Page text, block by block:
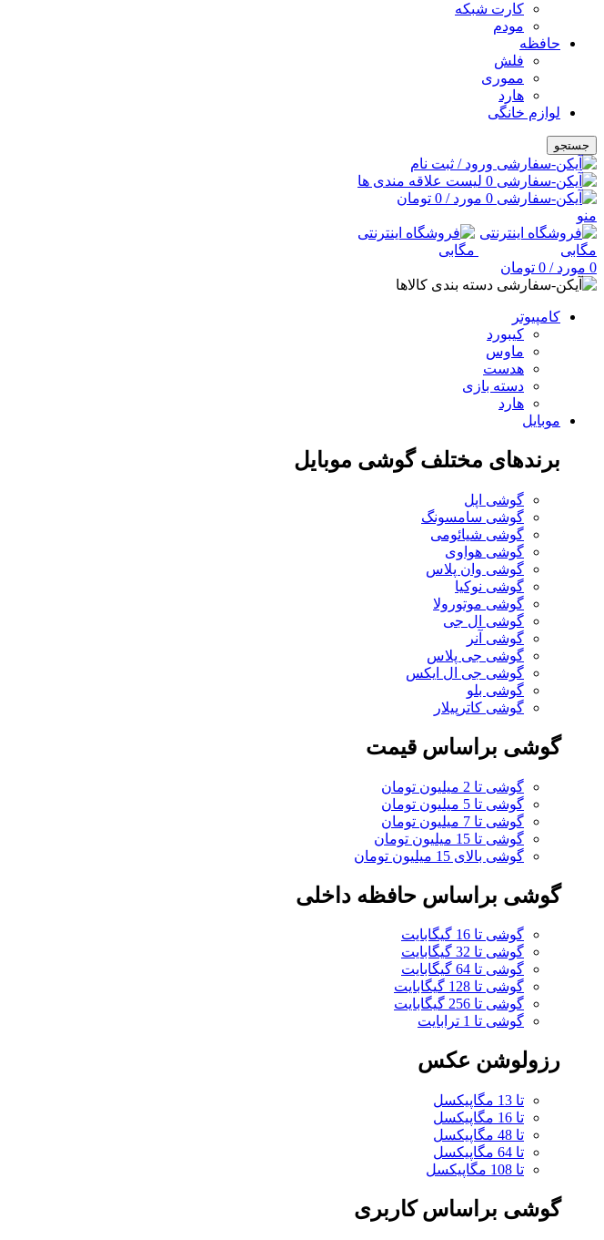
کارت شبکه
مودم
حافظه
فلش
مموری
هارد
لوازم خانگی
جستجو
ورود / ثبت نام
0 لیست علاقه مندی ها
0 مورد/
0 تومان
منو
0 مورد/
0 تومان
دسته بندی کالاها
کامپیوتر
کیبورد
ماوس
هدست
دسته بازی
هارد
موبایل
برندهای مختلف گوشی موبایل
گوشی اپل
گوشی سامسونگ
گوشی شیائومی
گوشی هواوی
گوشی وان پلاس
گوشی نوکیا
گوشی موتورولا
گوشی ال جی
گوشی آنر
گوشی جی پلاس
گوشی جی ال ایکس
گوشی بلو
گوشی کاترپیلار
گوشی براساس قیمت
گوشی تا 2 میلیون تومان
گوشی تا 5 میلیون تومان
گوشی تا 7 میلیون تومان
گوشی تا 15 میلیون تومان
گوشی بالای 15 میلیون تومان
گوشی براساس حافظه داخلی
گوشی تا 16 گیگابایت
گوشی تا 32 گیگابایت
گوشی تا 64 گیگابایت
گوشی تا 128 گیگابایت
گوشی تا 256 گیگابایت
گوشی تا 1 ترابایت
رزولوشن عکس
تا 13 مگاپیکسل
تا 16 مگاپیکسل
تا 48 مگاپیکسل
تا 64 مگاپیکسل
تا 108 مگاپیکسل
گوشی براساس کاربری